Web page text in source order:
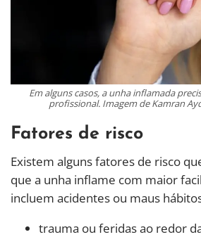
Em alguns casos, a unha inflamada
profissional. Imagem de Kamran
Fatores de risco
Existem alguns fatores de risco
que a unha inflame com maior
incluem acidentes ou maus
trauma ou feridas ao redor